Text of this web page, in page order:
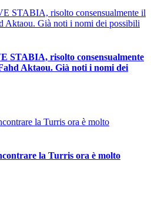
risolto consensualmente
la Turris ora è molto